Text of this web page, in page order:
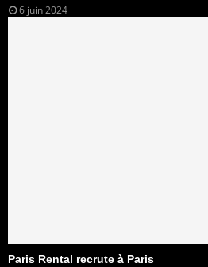
6 juin 2024
Paris Rental recrute à Paris